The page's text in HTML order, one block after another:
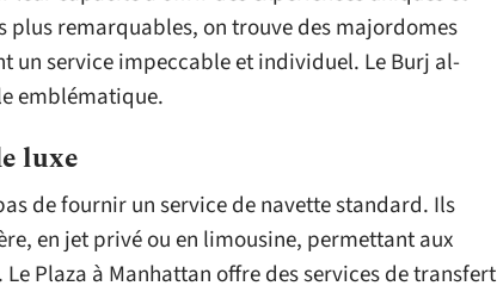
plus remarquables, on trouve des majordomes
un service impeccable et individuel. Le Burj al-
emblématique.
luxe
de fournir un service de navette standard. Ils
en jet privé ou en limousine, permettant aux
Plaza à Manhattan offre des services de transfert